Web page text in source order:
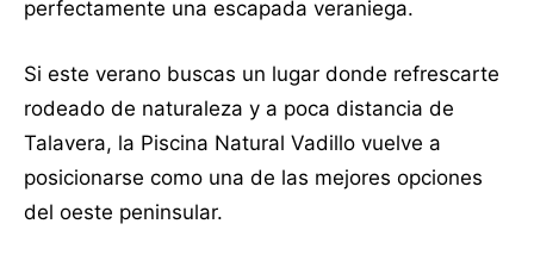
perfectamente una escapada veraniega.
Si este verano buscas un lugar donde refrescarte
rodeado de naturaleza y a poca distancia de
Talavera, la Piscina Natural Vadillo vuelve a
posicionarse como una de las mejores opciones
del oeste peninsular.